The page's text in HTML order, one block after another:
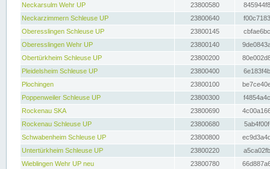
Neckarsulm Wehr UP
23800580
Neckarzimmern Schleuse UP
23800640
Oberesslingen Schleuse UP
23800145
Oberesslingen Wehr UP
23800140
Obertürkheim Schleuse UP
23800200
Pleidelsheim Schleuse UP
23800400
Plochingen
23800100
Poppenweiler Schleuse UP
23800300
Rockenau SKA
23800690
Rockenau Schleuse UP
23800680
Schwabenheim Schleuse UP
23800800
Untertürkheim Schleuse UP
23800220
Wieblingen Wehr UP neu
23800780